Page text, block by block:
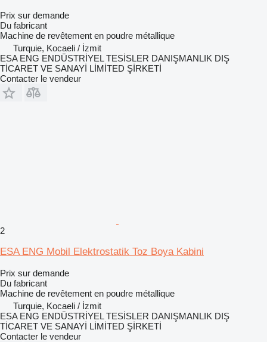
Prix sur demande
Du fabricant
Machine de revêtement en poudre métallique
Turquie, Kocaeli / İzmit
ESA ENG ENDÜSTRİYEL TESİSLER DANIŞMANLIK DIŞ
TİCARET VE SANAYİ LİMİTED ŞİRKETİ
Contacter le vendeur
2
ESA ENG Mobil Elektrostatik Toz Boya Kabini
Prix sur demande
Du fabricant
Machine de revêtement en poudre métallique
Turquie, Kocaeli / İzmit
ESA ENG ENDÜSTRİYEL TESİSLER DANIŞMANLIK DIŞ
TİCARET VE SANAYİ LİMİTED ŞİRKETİ
Contacter le vendeur